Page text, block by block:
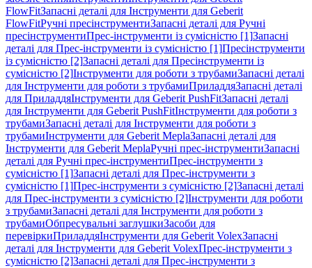
FlowFitЗапасні деталі для Інструменти для Geberit
FlowFitРучні пресінструментиЗапасні деталі для Ручні
пресінструментиПрес-інструменти із сумісністю [1]Запасні
деталі для Прес-інструменти із сумісністю [1]Пресінструменти
із сумісністю [2]Запасні деталі для Пресінструменти із
сумісністю [2]Інструменти для роботи з трубамиЗапасні деталі
для Інструменти для роботи з трубамиПриладдяЗапасні деталі
для ПриладдяІнструменти для Geberit PushFitЗапасні деталі
для Інструменти для Geberit PushFitІнструменти для роботи з
трубамиЗапасні деталі для Інструменти для роботи з
трубамиІнструменти для Geberit MeplaЗапасні деталі для
Інструменти для Geberit MeplaРучні прес-інструментиЗапасні
деталі для Ручні прес-інструментиПрес-інструменти з
сумісністю [1]Запасні деталі для Прес-інструменти з
сумісністю [1]Прес-інструменти з сумісністю [2]Запасні деталі
для Прес-інструменти з сумісністю [2]Інструменти для роботи
з трубамиЗапасні деталі для Інструменти для роботи з
трубамиОбпресувальні заглушкиЗасоби для
перевіркиПриладдяІнструменти для Geberit VolexЗапасні
деталі для Інструменти для Geberit VolexПрес-інструменти з
сумісністю [2]Запасні деталі для Прес-інструменти з